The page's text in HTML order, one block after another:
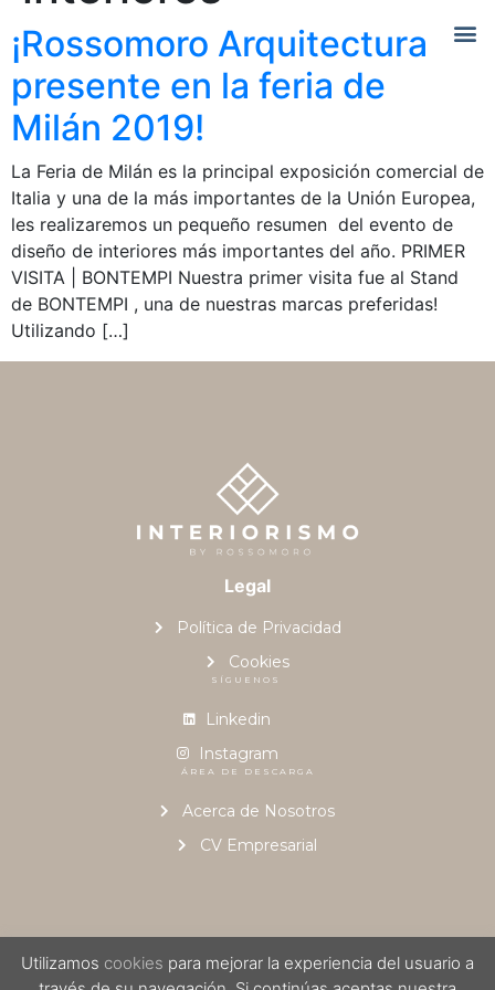
¡Rossomoro Arquitectura
presente en la feria de
Milán 2019!
La Feria de Milán es la principal exposición comercial de
Italia y una de la más importantes de la Unión Europea,
les realizaremos un pequeño resumen del evento de
diseño de interiores más importantes del año. PRIMER
VISITA | BONTEMPI Nuestra primer visita fue al Stand
de BONTEMPI , una de nuestras marcas preferidas!
Utilizando […]
Legal
Política de Privacidad
Cookies
SÍGUENOS
Linkedin
Instagram
ÁREA DE DESCARGA
Acerca de Nosotros
CV Empresarial
© 2023, Desarrollado por Interiorismo by Rossomoro
Utilizamos cookies para mejorar la experiencia del usuario a